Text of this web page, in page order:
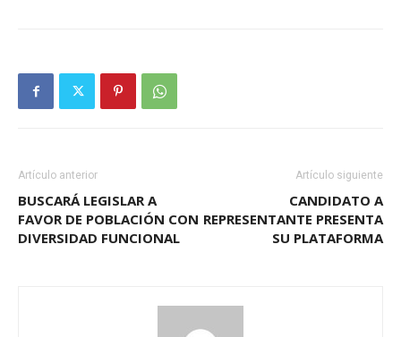
Artículo anterior
BUSCARÁ LEGISLAR A
FAVOR DE POBLACIÓN CON
DIVERSIDAD FUNCIONAL
Artículo siguiente
CANDIDATO A
REPRESENTANTE PRESENTA
SU PLATAFORMA